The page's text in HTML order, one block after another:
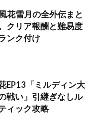
花雪月の全外伝まと
クリア報酬と難易度
ンク付け
EP13「ミルディン大
戦い」引継ぎなしル
ィック攻略